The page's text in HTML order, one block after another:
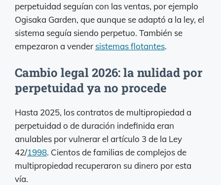
perpetuidad seguían con las ventas, por ejemplo
Ogisaka Garden, que aunque se adaptó a la ley, el
sistema seguía siendo perpetuo. También se
empezaron a vender sistemas flotantes.
Cambio legal 2026: la nulidad por
perpetuidad ya no procede
Hasta 2025, los contratos de multipropiedad a
perpetuidad o de duración indefinida eran
anulables por vulnerar el artículo 3 de la Ley
42/1998. Cientos de familias de complejos de
multipropiedad recuperaron su dinero por esta
vía.